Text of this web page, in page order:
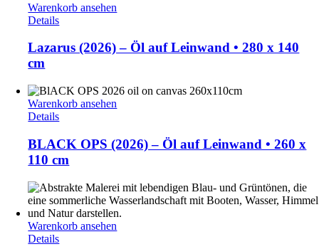
Warenkorb ansehen
Details
Lazarus (2026) – Öl auf Leinwand • 280 x 140
cm
Warenkorb ansehen
Details
BLACK OPS (2026) – Öl auf Leinwand • 260 x
110 cm
Warenkorb ansehen
Details